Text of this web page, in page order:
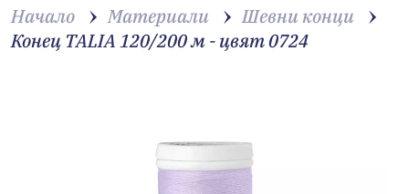
Начало Материали
Шевни конци
Конец TALIA 120/200 м - цвят 0724